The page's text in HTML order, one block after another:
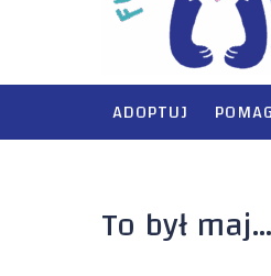
ADOPTUJ
To był maj…